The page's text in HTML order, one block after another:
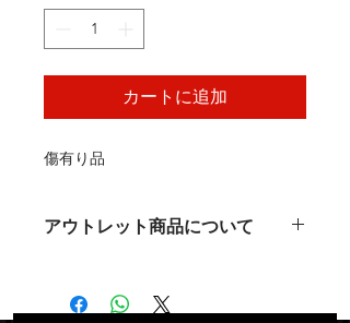
カートに追加
傷有り品
アウトレット商品について
お客様へのお願い事項
新品、新車外し品、開封未使用品、中